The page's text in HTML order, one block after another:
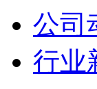
公司
行业